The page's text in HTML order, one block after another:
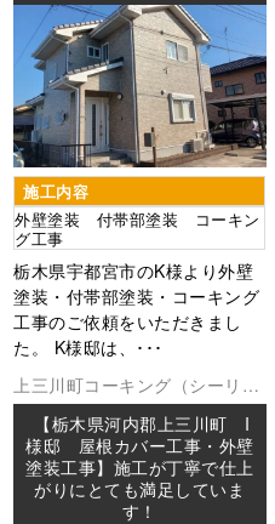
施工内容
外壁塗装 付帯部塗装 コーキン
グ工事
栃木県宇都宮市のK様より外壁
塗装・付帯部塗装・コーキング
工事のご依頼をいただきまし
た。 K様邸は、･･･
上三川町コーキング（シーリン
グ外壁塗装屋根工事防水工事
【栃木県河内郡上三川町 I
様邸 屋根カバー工事・外壁
塗装工事】施工が丁寧で仕上
がりにとても満足していま
す！